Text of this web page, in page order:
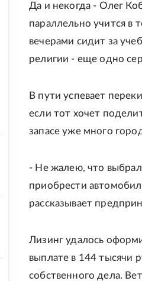
Да и некогда - Олег
параллельно учится в
вечерами сидит за
религии - еще одно
В пути успевает
если тот хочет
запасе уже много
- Не жалею, что выбрал
приобрести
рассказывает
Лизинг удалось
выплате в 144 тысячи
собственного дела.